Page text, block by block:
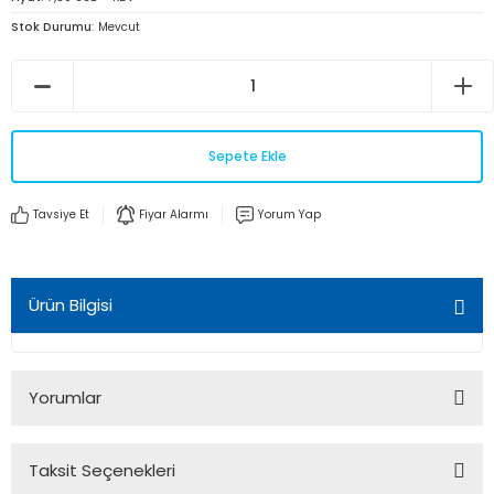
Stok Durumu Mevcut
Sepete Ekle
Tavsiye Et Fiyar Alarmı Yorum Yap
Ürün Bilgisi
Yorumlar
Taksit Seçenekleri